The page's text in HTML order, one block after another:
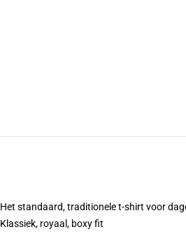
Het standaard, traditionele t-shirt voor
Klassiek, royaal, boxy fit